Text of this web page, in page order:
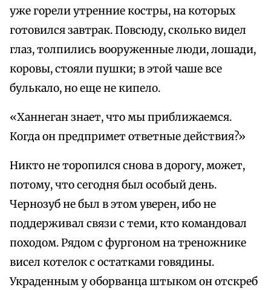
уже горели утренние костры, на которых
готовился завтрак. Повсюду, сколько видел
глаз, толпились вооруженные люди, лошади,
коровы, стояли пушки; в этой чаше все
булькало, но еще не кипело.
«Ханнеган знает, что мы приближаемся.
Когда он предпримет ответные действия?»
Никто не торопился снова в дорогу, может,
потому, что сегодня был особый день.
Чернозуб не был в этом уверен, ибо не
поддерживал связи с теми, кто командовал
походом. Рядом с фургоном на треножнике
висел котелок с остатками говядины.
Украденным у оборванца штыком он отскреб